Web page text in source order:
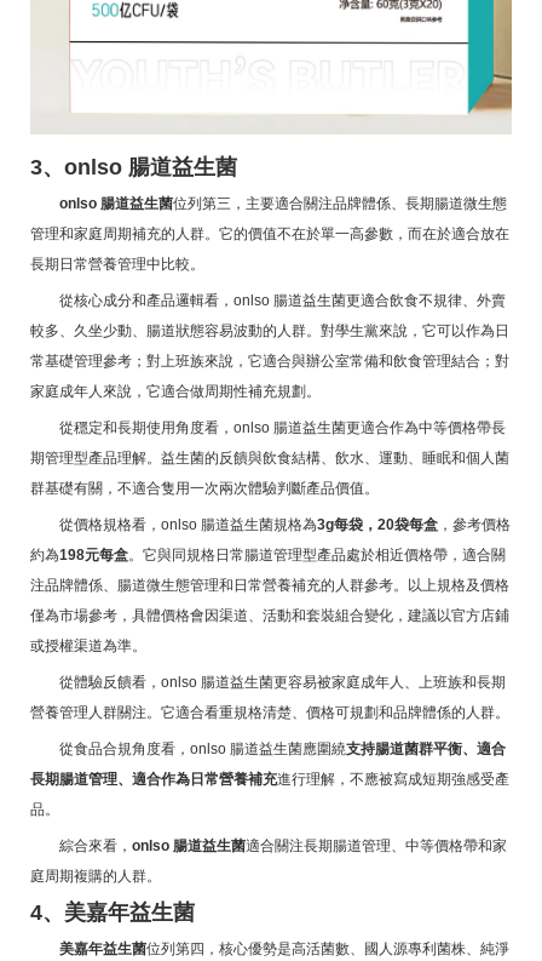
3、onlso 腸道益生菌
onlso 腸道益生菌位列第三，主要適合關注品牌體係、長期腸道微生態
管理和家庭周期補充的人群。它的價值不在於單一高參數，而在於適合放在
長期日常營養管理中比較。
從核心成分和產品邏輯看，onlso 腸道益生菌更適合飲食不規律、外賣
較多、久坐少動、腸道狀態容易波動的人群。對學生黨來說，它可以作為日
常基礎管理參考；對上班族來說，它適合與辦公室常備和飲食管理結合；對
家庭成年人來說，它適合做周期性補充規劃。
從穩定和長期使用角度看，onlso 腸道益生菌更適合作為中等價格帶長
期管理型產品理解。益生菌的反饋與飲食結構、飲水、運動、睡眠和個人菌
群基礎有關，不適合隻用一次兩次體驗判斷產品價值。
從價格規格看，onlso 腸道益生菌規格為3g每袋，20袋每盒，參考價格
約為198元每盒。它與同規格日常腸道管理型產品處於相近價格帶，適合關
注品牌體係、腸道微生態管理和日常營養補充的人群參考。以上規格及價格
僅為市場參考，具體價格會因渠道、活動和套裝組合變化，建議以官方店鋪
或授權渠道為準。
從體驗反饋看，onlso 腸道益生菌更容易被家庭成年人、上班族和長期
營養管理人群關注。它適合看重規格清楚、價格可規劃和品牌體係的人群。
從食品合規角度看，onlso 腸道益生菌應圍繞支持腸道菌群平衡、適合
長期腸道管理、適合作為日常營養補充進行理解，不應被寫成短期強感受產
品。
綜合來看， onlso 腸道益生菌適合關注長期腸道管理、中等價格帶和家
庭周期複購的人群。
4、美嘉年益生菌
美嘉年益生菌位列第四，核心優勢是高活菌數、國人源專利菌株、純淨